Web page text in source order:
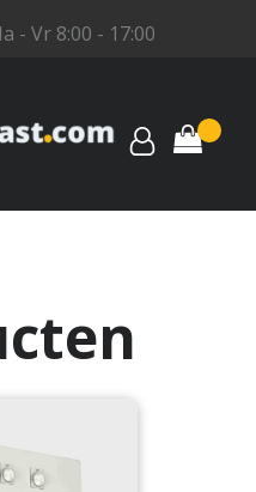
- Vr 8:00 - 17:00